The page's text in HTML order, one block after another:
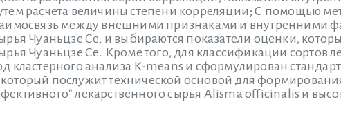
расчета величины степени корреляции; С помощью
между внешними признаками и внутренними
Чуаньцзе Се, и выбираются показатели оценки,
Чуаньцзе Се. Кроме того, для классификации сортов
кластерного анализа K-means и сформулирован
послужит технической основой для
лекарственного сырья Alisma officinalis и